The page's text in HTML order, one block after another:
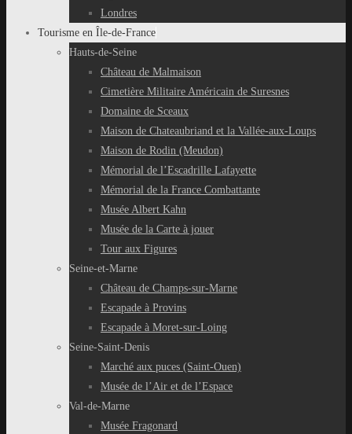
Londres
Tourisme en Île-de-France
Hauts-de-Seine
Château de Malmaison
Cimetière Militaire Américain de Suresnes
Domaine de Sceaux
Maison de Chateaubriand et la Vallée-aux-Loups
Maison de Rodin (Meudon)
Mémorial de l’Escadrille Lafayette
Mémorial de la France Combattante
Musée Albert Kahn
Musée de la Carte à jouer
Tour aux Figures
Seine-et-Marne
Château de Champs-sur-Marne
Escapade à Provins
Escapade à Moret-sur-Loing
Seine-Saint-Denis
Marché aux puces (Saint-Ouen)
Musée de l’Air et de l’Espace
Val-de-Marne
Musée Fragonard